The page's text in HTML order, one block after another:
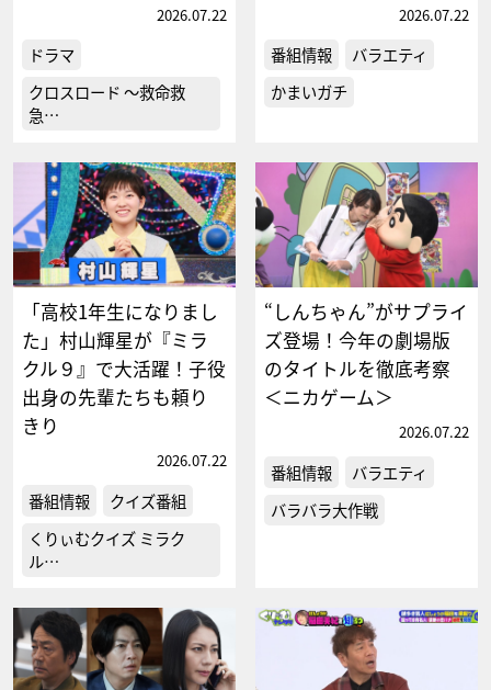
2026.07.22
ドラマ
クロスロード ～救命救
急…
2026.07.22
番組情報
バラエティ
かまいガチ
「高校1年生になりまし
た」村山輝星が『ミラ
クル９』で大活躍！子役
出身の先輩たちも頼り
きり
2026.07.22
番組情報
クイズ番組
くりぃむクイズ ミラク
ル…
“しんちゃん”がサプライ
ズ登場！今年の劇場版
のタイトルを徹底考察
＜ニカゲーム＞
2026.07.22
番組情報
バラエティ
バラバラ大作戦